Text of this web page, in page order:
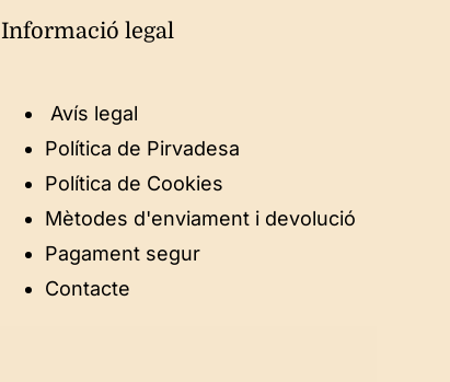
Informació legal
Avís legal
Política de Pirvadesa
Política de Cookies
Mètodes d'enviament i devolució
Pagament segur
Contacte